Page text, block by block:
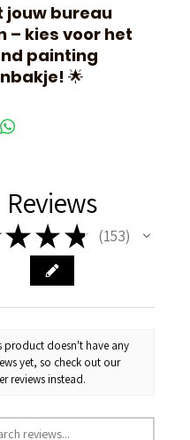
jouw bureau
– kies voor het
painting
🌟
Reviews
★ ★ ★ 153
153
product doesn't have any
yet, so check out our
reviews instead.